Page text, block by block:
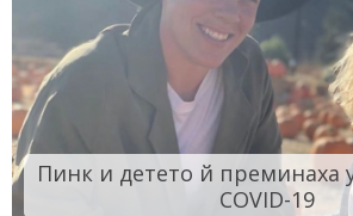
Пинк и детето й преминаха
COVID-19